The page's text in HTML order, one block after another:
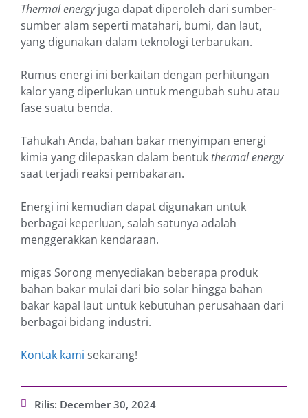
Thermal energyjuga dapat diperoleh dari sumber-
sumber alam seperti matahari, bumi, dan laut,
yang digunakan dalam teknologi terbarukan.
Rumus energi ini berkaitan dengan perhitungan
kalor yang diperlukan untuk mengubah suhu atau
fase suatu benda.
Tahukah Anda, bahan bakar menyimpan energi
kimia yang dilepaskan dalam bentuk thermal energy
saat terjadi reaksi pembakaran.
Energi ini kemudian dapat digunakan untuk
berbagai keperluan, salah satunya adalah
menggerakkan kendaraan.
migas Sorong menyediakan beberapa produk
bahan bakar mulai dari bio solar hingga bahan
bakar kapal laut untuk kebutuhan perusahaan dari
berbagai bidang industri.
Kontak kami sekarang!
Rilis: December 30, 2024